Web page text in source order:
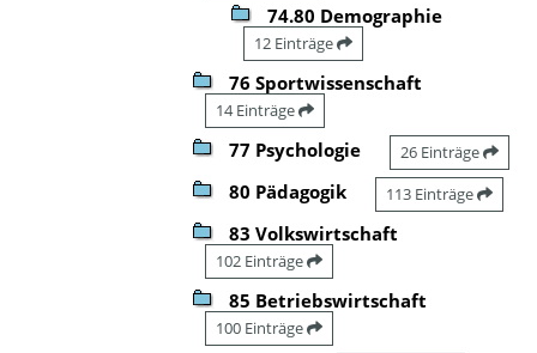
74.80 Demographie
12 Einträge
76 Sportwissenschaft
14 Einträge
77 Psychologie 26 Einträge
80 Pädagogik 113 Einträge
83 Volkswirtschaft
102 Einträge
85 Betriebswirtschaft
100 Einträge